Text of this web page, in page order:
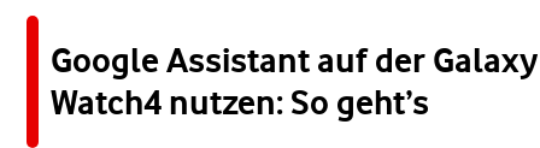
Google Assistant auf der Galaxy
Watch4 nutzen: So geht’s